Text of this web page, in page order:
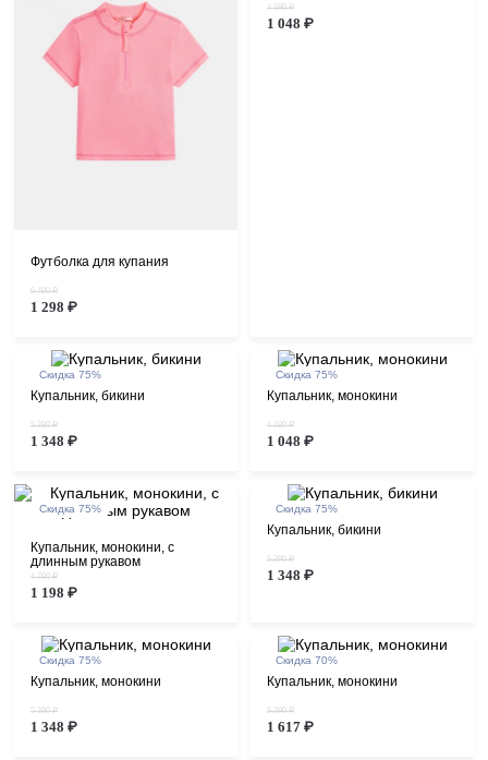
Футболка для купания
6 490 ₽
1 298 ₽
4 190 ₽
1 048 ₽
Скидка 75%
Купальник, бикини
5 390 ₽
1 348 ₽
Скидка 75%
Купальник, монокини
4 190 ₽
1 048 ₽
Скидка 75%
Купальник, монокини, с
длинным рукавом
4 790 ₽
1 198 ₽
Скидка 75%
Купальник, бикини
5 390 ₽
1 348 ₽
Скидка 75%
Купальник, монокини
5 390 ₽
1 348 ₽
Скидка 70%
Купальник, монокини
5 390 ₽
1 617 ₽